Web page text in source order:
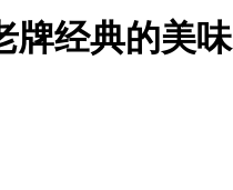
牌经典的美味